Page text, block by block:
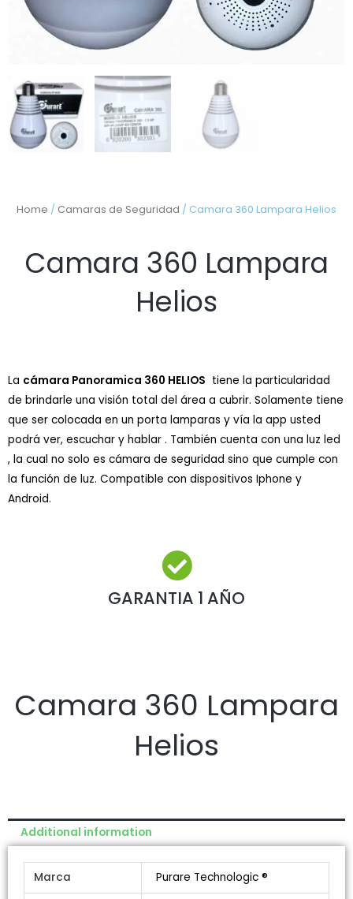
Home / Camaras de Seguridad / Camara 360 Lampara Helios
Camara 360 Lampara
Helios
La cámara Panoramica 360 HELIOS tiene la particularidad
de brindarle una visión total del área a cubrir. Solamente tiene
que ser colocada en un porta lamparas y vía la app usted
podrá ver, escuchar y hablar . También cuenta con una luz led
, la cual no solo es cámara de seguridad sino que cumple con
la función de luz. Compatible con dispositivos Iphone y
Android.
GARANTIA 1 AÑO
Camara 360 Lampara
Helios
Additional information
Marca Purare Technologic ®